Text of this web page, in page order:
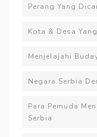
Perang Yang
Kota & Desa
Menjelajahi
Negara Serbia
Para Pemuda
Serbia